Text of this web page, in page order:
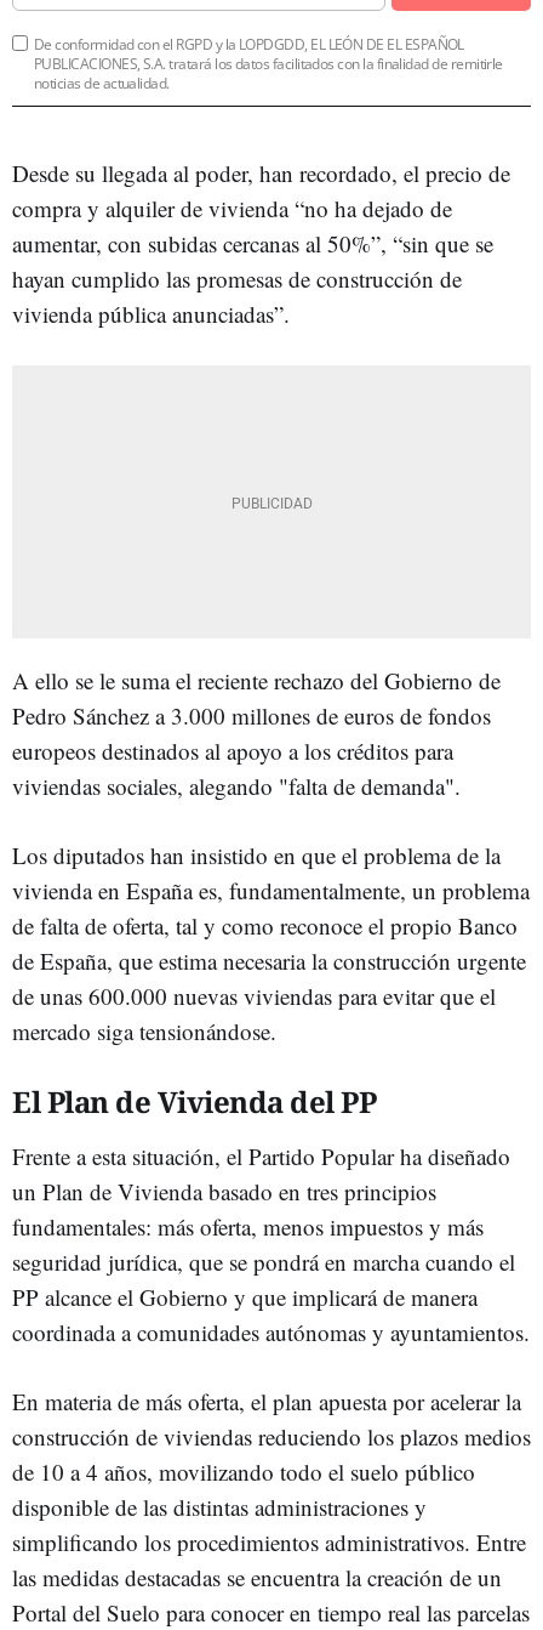
De conformidad con el RGPD y la LOPDGDD, EL LEÓN DE EL ESPAÑOL
PUBLICACIONES, S.A. tratará los datos facilitados con la finalidad de remitirle
noticias de actualidad.
Desde su llegada al poder, han recordado, el precio de
compra y alquiler de vivienda “no ha dejado de
aumentar, con subidas cercanas al 50%”, “sin que se
hayan cumplido las promesas de construcción de
vivienda pública anunciadas”.
A ello se le suma el reciente rechazo del Gobierno de
Pedro Sánchez a 3.000 millones de euros de fondos
europeos destinados al apoyo a los créditos para
viviendas sociales, alegando "falta de demanda".
Los diputados han insistido en que el problema de la
vivienda en España es, fundamentalmente, un problema
de falta de oferta, tal y como reconoce el propio Banco
de España, que estima necesaria la construcción urgente
de unas 600.000 nuevas viviendas para evitar que el
mercado siga tensionándose.
El Plan de Vivienda del PP
Frente a esta situación, el Partido Popular ha diseñado
un Plan de Vivienda basado en tres principios
fundamentales: más oferta, menos impuestos y más
seguridad jurídica, que se pondrá en marcha cuando el
PP alcance el Gobierno y que implicará de manera
coordinada a comunidades autónomas y ayuntamientos.
En materia de más oferta, el plan apuesta por acelerar la
construcción de viviendas reduciendo los plazos medios
de 10 a 4 años, movilizando todo el suelo público
disponible de las distintas administraciones y
simplificando los procedimientos administrativos. Entre
las medidas destacadas se encuentra la creación de un
Portal del Suelo para conocer en tiempo real las parcelas